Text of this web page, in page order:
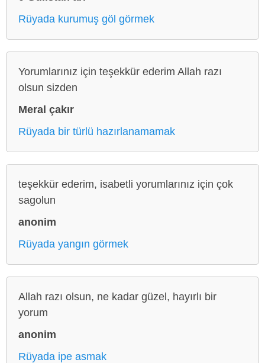
Rüyada kurumuş göl görmek
Yorumlarınız için teşekkür ederim Allah razı
olsun sizden
Meral çakır
Rüyada bir türlü hazırlanamamak
teşekkür ederim, isabetli yorumlarınız için çok
sagolun
anonim
Rüyada yangın görmek
Allah razı olsun, ne kadar güzel, hayırlı bir
yorum
anonim
Rüyada ipe asmak